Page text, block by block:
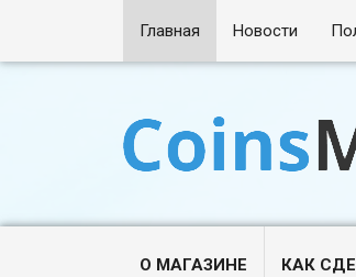
Главная Новости
О МАГАЗИНЕ КАК